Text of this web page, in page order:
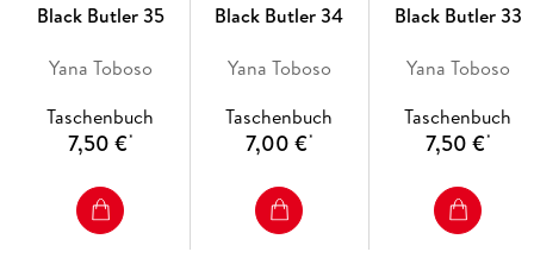
Black Butler 35
Yana Toboso
Taschenbuch
7,50 €*
Black Butler 34
Yana Toboso
Taschenbuch
7,00 €*
Black Butler 33
Yana Toboso
Taschenbuch
7,50 €*